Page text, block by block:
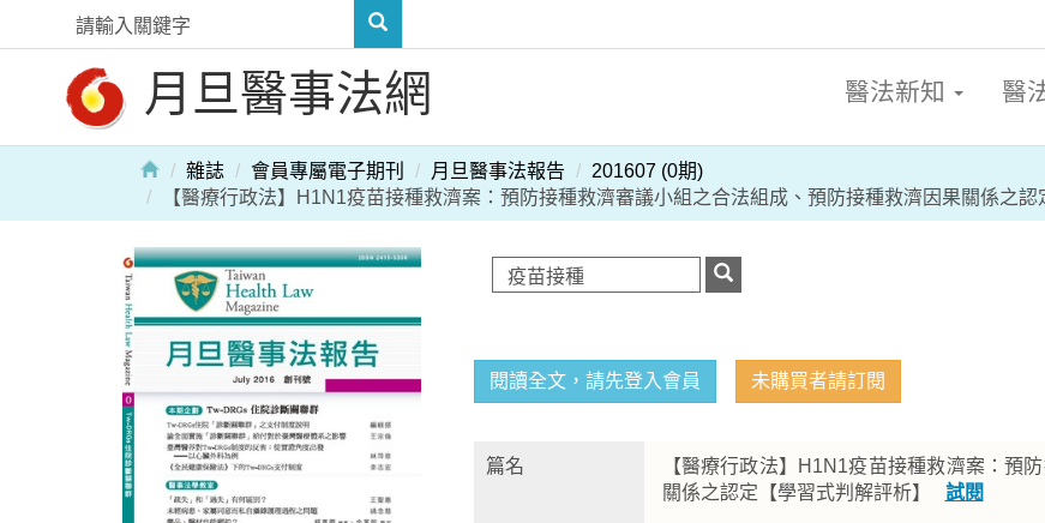
月旦醫事法網 醫法新知 醫
雜誌 會員專屬電子期刊 月旦醫事法報告
201607 (0期)
【醫療行政法】H1N1疫苗接種救濟案：預防接種救濟審議小組之合法組成、預防接種救濟因果關係之認
閱讀全文，請先登入會員 未購買者請訂閱
篇名
【醫療行政法】H1N1疫苗接種救濟案：預
關係之認定【學習式判解評析】 試閱